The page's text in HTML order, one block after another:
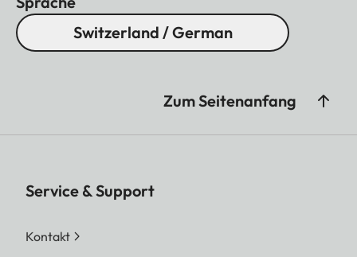
Switzerland / German
Zum Seitenanfang
Service & Support
Kontakt